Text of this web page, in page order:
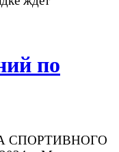
по
СПОРТИВНОГО